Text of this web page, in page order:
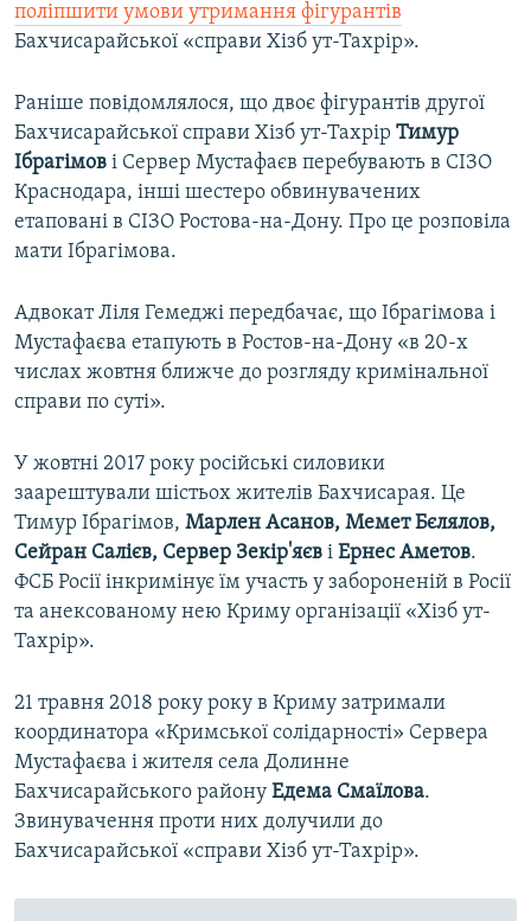
поліпшити умови утримання фігурантів
Бахчисарайської «справи Хізб ут-Тахрір».
Раніше повідомлялося, що двоє фігурантів другої
Бахчисарайської справи Хізб ут-Тахрір Тимур
Ібрагімов і Сервер Мустафаєв перебувають в СІЗО
Краснодара, інші шестеро обвинувачених
етаповані в СІЗО Ростова-на-Дону. Про це розповіла
мати Ібрагімова.
Адвокат Ліля Гемеджі передбачає, що Ібрагімова і
Мустафаєва етапують в Ростов-на-Дону «в 20-х
числах жовтня ближче до розгляду кримінальної
справи по суті».
У жовтні 2017 року російські силовики
заарештували шістьох жителів Бахчисарая. Це
Тимур Ібрагімов, Марлен Асанов, Мемет Бєлялов,
Сейран Салієв, Сервер Зекір'яєв і Ернес Аметов.
ФСБ Росії інкримінує їм участь у забороненій в Росії
та анексованому нею Криму організації «Хізб ут-
Тахрір».
21 травня 2018 року року в Криму затримали
координатора «Кримської солідарності» Сервера
Мустафаєва і жителя села Долинне
Бахчисарайського району Едема Смаїлова.
Звинувачення проти них долучили до
Бахчисарайської «справи Хізб ут-Тахрір».